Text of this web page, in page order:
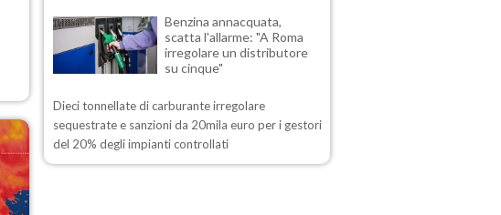
Benzina annacquata,
scatta l'allarme: "A Roma
irregolare un distributore
su cinque"
Dieci tonnellate di carburante irregolare
sequestrate e sanzioni da 20mila euro per i gestori
del 20% degli impianti controllati